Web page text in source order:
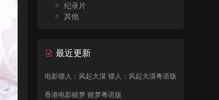
纪录片
其他
最近更新
电影镖人：风起大漠 镖人：风起大漠粤语版
香港电影赎梦 赎梦粤语版